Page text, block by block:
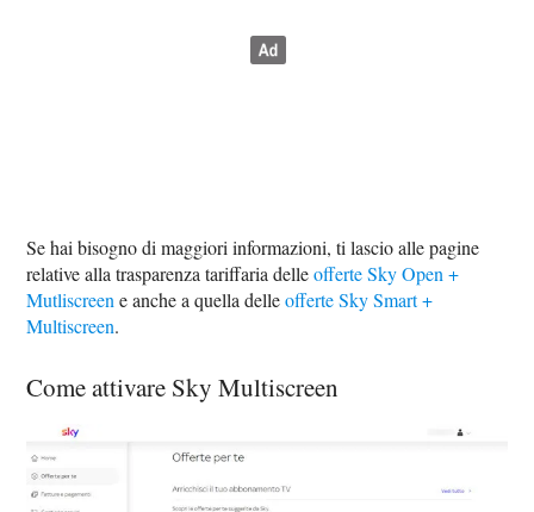
Se hai bisogno di maggiori informazioni, ti lascio alle pagine
relative alla trasparenza tariffaria delleofferte Sky Open +
Mutliscreen e anche a quella delleofferte Sky Smart +
Multiscreen.
Come attivare Sky Multiscreen